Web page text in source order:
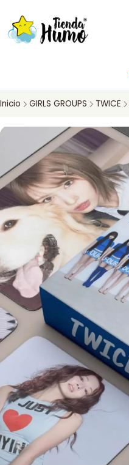
Inicio GIRLS GROUPS TWICE